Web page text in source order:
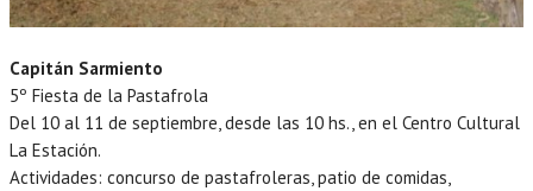
Capitán Sarmiento
5º Fiesta de la Pastafrola
Del 10 al 11 de septiembre, desde las 10 hs., en el Centro Cultural
La Estación.
Actividades: concurso de pastafroleras, patio de comidas,